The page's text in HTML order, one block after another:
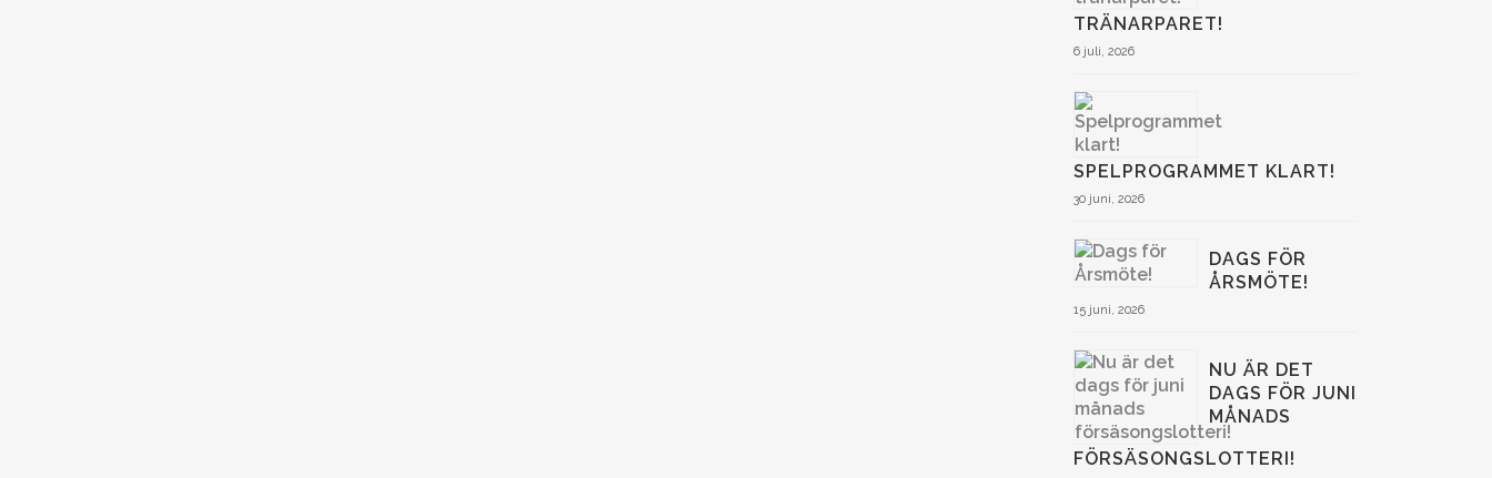
TRÄNARPARET!
6 juli, 2026
SPELPROGRAMMET KLART!
30 juni, 2026
DAGS FÖR
ÅRSMÖTE!
15 juni, 2026
NU ÄR DET
DAGS FÖR JUNI
MÅNADS
FÖRSÄSONGSLOTTERI!